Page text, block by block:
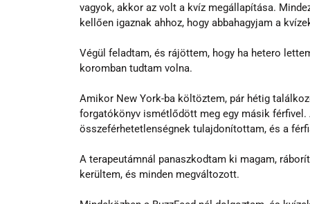
vagyok, akkor az volt a kvíz megállapítása.
kellően igaznak ahhoz, hogy abbahagyjam a
Végül feladtam, és rájöttem, hogy ha hetero
koromban tudtam volna.
Amikor New York-ba költöztem, pár hétig
forgatókönyv ismétlődött meg egy másik
összeférhetetlenségnek tulajdonítottam, és a
A terapeutámnál panaszkodtam ki magam,
kerültem, és minden megváltozott.